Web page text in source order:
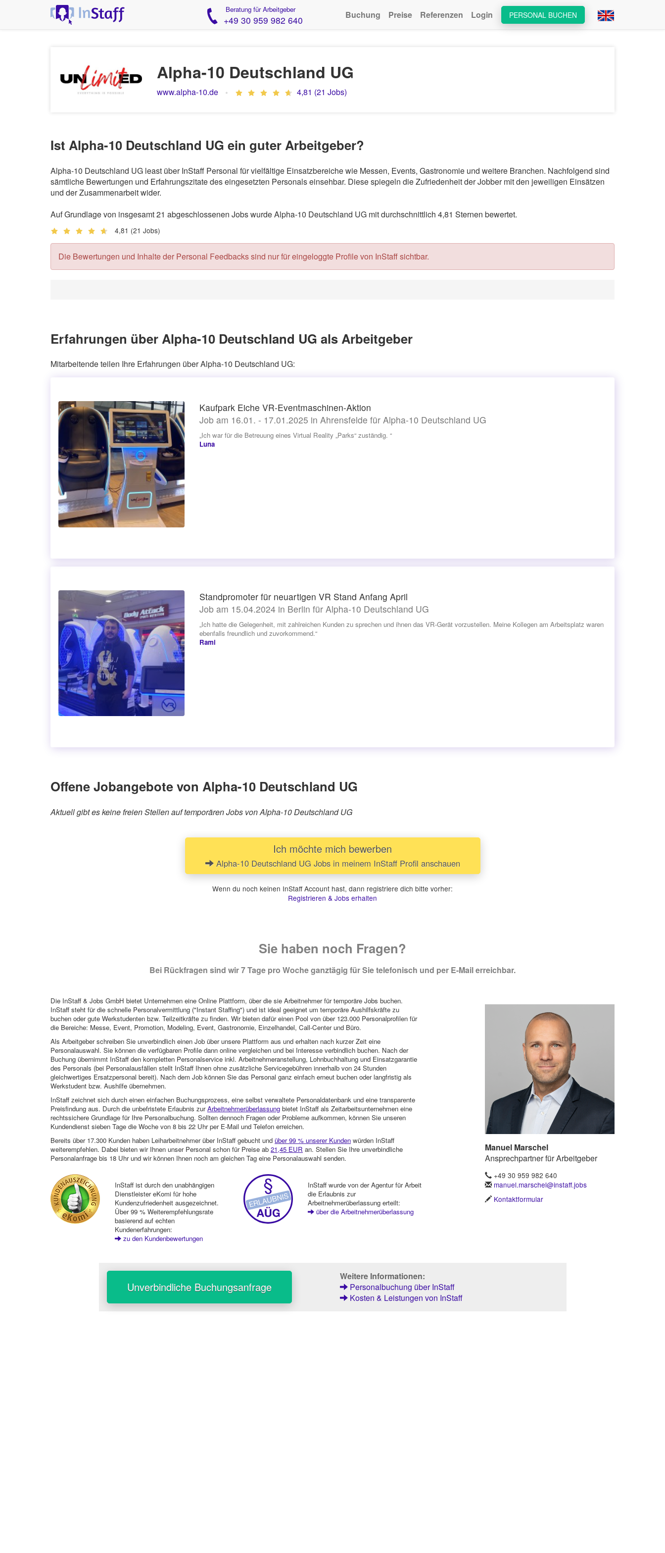
Beratung für Arbeitgeber
+49 30 959 982 640 PERSONAL BUCHEN
Buchung Preise Referenzen Login
Alpha-10 Deutschland UG
www.alpha-10.de 4,81 (21 Jobs)
Ist Alpha-10 Deutschland UG ein guter Arbeitgeber?
Alpha-10 Deutschland UG least über InStaff Personal für vielfältige Einsatzbereiche wie Messen, Events, Gastronomie und weitere Branchen. Nachfolgend sind
sämtliche Bewertungen und Erfahrungszitate des eingesetzten Personals einsehbar. Diese spiegeln die Zufriedenheit der Jobber mit den jeweiligen Einsätzen
und der Zusammenarbeit wider.
Auf Grundlage von insgesamt 21 abgeschlossenen Jobs wurde Alpha-10 Deutschland UG mit durchschnittlich 4,81 Sternen bewertet.
4,81 (21 Jobs)
Die Bewertungen und Inhalte der Personal Feedbacks sind nur für eingeloggte Profile von InStaff sichtbar.
Erfahrungen über Alpha-10 Deutschland UG als Arbeitgeber
Mitarbeitende teilen Ihre Erfahrungen über Alpha-10 Deutschland UG:
Kaufpark Eiche VR-Eventmaschinen-Aktion
Job am 16.01. - 17.01.2025 in Ahrensfelde für Alpha-10 Deutschland UG
„Ich war für die Betreuung eines Virtual Reality „Parks“ zuständig. “
Luna
Standpromoter für neuartigen VR Stand Anfang April
Job am 15.04.2024 in Berlin für Alpha-10 Deutschland UG
„Ich hatte die Gelegenheit, mit zahlreichen Kunden zu sprechen und ihnen das VR-Gerät vorzustellen. Meine Kollegen am Arbeitsplatz waren
ebenfalls freundlich und zuvorkommend.“
Rami
Offene Jobangebote von Alpha-10 Deutschland UG
Aktuell gibt es keine freien Stellen auf temporären Jobs von Alpha-10 Deutschland UG
Ich möchte mich bewerben
Alpha-10 Deutschland UG Jobs in meinem InStaff Profil anschauen
Wenn du noch keinen InStaff Account hast, dann registriere dich bitte vorher:
Registrieren & Jobs erhalten
Sie haben noch Fragen?
Bei Rückfragen sind wir 7 Tage pro Woche ganztägig für Sie telefonisch und per E-Mail erreichbar.
Die InStaff & Jobs GmbH bietet Unternehmen eine Online Plattform, über die sie Arbeitnehmer für temporäre Jobs buchen.
InStaff steht für die schnelle Personalvermittlung ("Instant Staffing") und ist ideal geeignet um temporäre Aushilfskräfte zu
buchen oder gute Werkstudenten bzw. Teilzeitkräfte zu finden. Wir bieten dafür einen Pool von über 123.000 Personalprofilen für
die Bereiche: Messe, Event, Promotion, Modeling, Event, Gastronomie, Einzelhandel, Call-Center und Büro.
Als Arbeitgeber schreiben Sie unverbindlich einen Job über unsere Plattform aus und erhalten nach kurzer Zeit eine
Personalauswahl. Sie können die verfügbaren Profile dann online vergleichen und bei Interesse verbindlich buchen. Nach der
Buchung übernimmt InStaff den kompletten Personalservice inkl. Arbeitnehmeranstellung, Lohnbuchhaltung und Einsatzgarantie
des Personals (bei Personalausfällen stellt InStaff Ihnen ohne zusätzliche Servicegebühren innerhalb von 24 Stunden
gleichwertiges Ersatzpersonal bereit). Nach dem Job können Sie das Personal ganz einfach erneut buchen oder langfristig als
Werkstudent bzw. Aushilfe übernehmen.
InStaff zeichnet sich durch einen einfachen Buchungsprozess, eine selbst verwaltete Personaldatenbank und eine transparente
Preisfindung aus. Durch die unbefristete Erlaubnis zurArbeitnehmerüberlassung bietet InStaff als Zeitarbeitsunternehmen eine
rechtssichere Grundlage für Ihre Personalbuchung. Sollten dennoch Fragen oder Probleme aufkommen, können Sie unseren
Kundendienst sieben Tage die Woche von 8 bis 22 Uhr per E-Mail und Telefon erreichen.
Bereits über 17.300 Kunden haben Leiharbeitnehmer über InStaff gebucht und über 99 % unserer Kunden würden InStaff
weiterempfehlen. Dabei bieten wir Ihnen unser Personal schon für Preise ab 21,45 EUR an. Stellen Sie Ihre unverbindliche
Personalanfrage bis 18 Uhr und wir können Ihnen noch am gleichen Tag eine Personalauswahl senden.
InStaff ist durch den unabhängigen
Dienstleister eKomi für hohe
Kundenzufriedenheit ausgezeichnet.
Über 99 % Weiterempfehlungsrate
basierend auf echten
Kundenerfahrungen:
zu den Kundenbewertungen
InStaff wurde von der Agentur für Arbeit
die Erlaubnis zur
Arbeitnehmerüberlassung erteilt:
über die Arbeitnehmerüberlassung
Manuel Marschel
Ansprechpartner für Arbeitgeber
+49 30 959 982 640
manuel.marschel@instaff.jobs
Kontaktformular
Unverbindliche Buchungsanfrage
Weitere Informationen:
Personalbuchung über InStaff
Kosten & Leistungen von InStaff